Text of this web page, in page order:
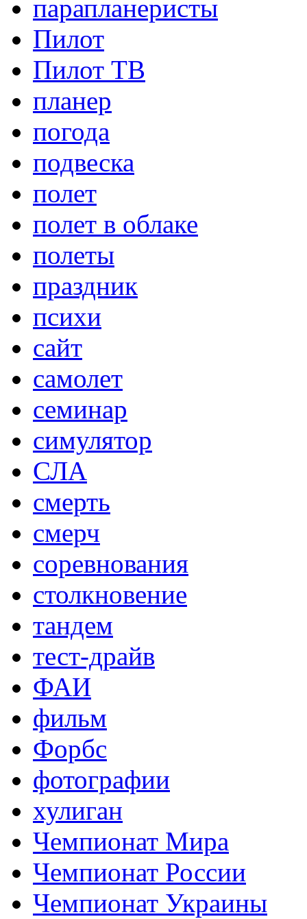
парапланеристы
Пилот
Пилот ТВ
планер
погода
подвеска
полет
полет в облаке
полеты
праздник
психи
сайт
самолет
семинар
симулятор
СЛА
смерть
смерч
соревнования
столкновение
тандем
тест-драйв
ФАИ
фильм
Форбс
фотографии
хулиган
Чемпионат Мира
Чемпионат России
Чемпионат Украины